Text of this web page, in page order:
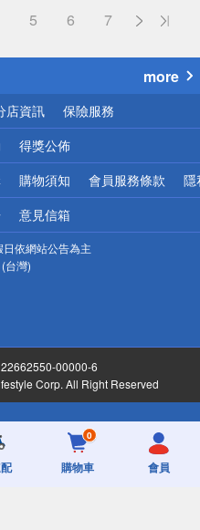
5 6 7
more
店資訊 保險服務
得獎公佈
購物須知 會員服務條款 隱
意見信箱
依網站公告為主
台灣)
00000-6
Corp. All Right Reserved
0
購物車 會員